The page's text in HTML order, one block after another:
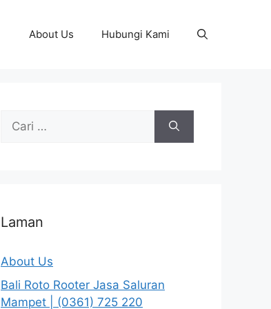
About Us Hubungi Kami
Cari
Laman
About Us
Bali Roto Rooter Jasa Saluran
Mampet | (0361) 725 220